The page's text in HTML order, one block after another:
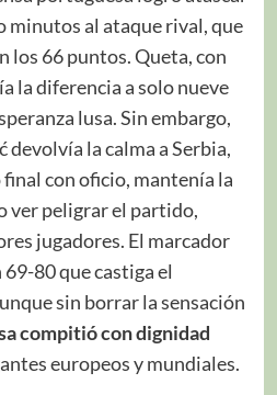
minutos al ataque rival, que
los 66 puntos. Queta, con
la diferencia a solo nueve
lusa. Sin embargo,
la calma a Serbia,
con oficio, mantenía la
ver peligrar el partido,
jugadores. El marcador
80 que castiga el
sin borrar la sensación
compitió con dignidad
europeos y mundiales.